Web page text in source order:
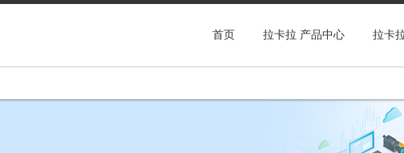
首页 拉卡拉 产品中心 拉卡